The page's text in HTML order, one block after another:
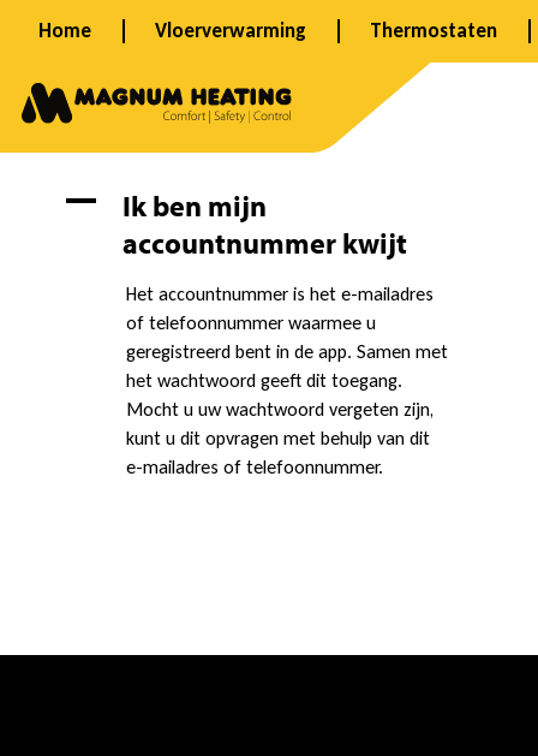
inhoud
Home Vloerverwarming Thermostaten
I
m
A
Ik ben mijn
accountnummer kwijt
Het accountnummer is het e-mailadres
of telefoonnummer waarmee u
geregistreerd bent in de app. Samen met
het wachtwoord geeft dit toegang.
Mocht u uw wachtwoord vergeten zijn,
kunt u dit opvragen met behulp van dit
e-mailadres of telefoonnummer.